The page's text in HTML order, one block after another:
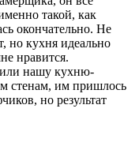
такой, как
окончательно. Не
но кухня идеально
нравится.
нашу кухню-
стенам, им пришлось
но результат